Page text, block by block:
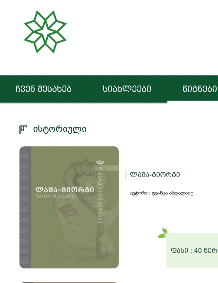
ჩვენ შესახებ სიახლეები წიგნები
ისტორიული
ლაშა-გიორგი
ავტორი : გვანცა აბდალაძე
ფასი : 40